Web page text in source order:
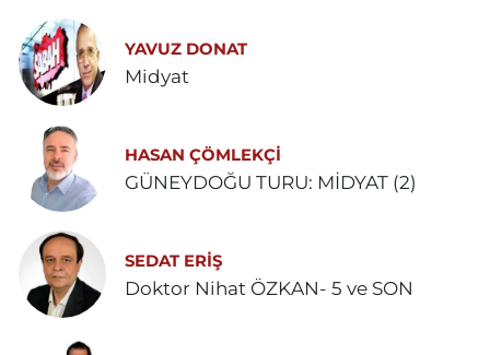
YAVUZ DONAT
Midyat
HASAN ÇÖMLEKÇİ
GÜNEYDOĞU TURU: MİDYAT (2)
SEDAT ERİŞ
Doktor Nihat ÖZKAN- 5 ve SON